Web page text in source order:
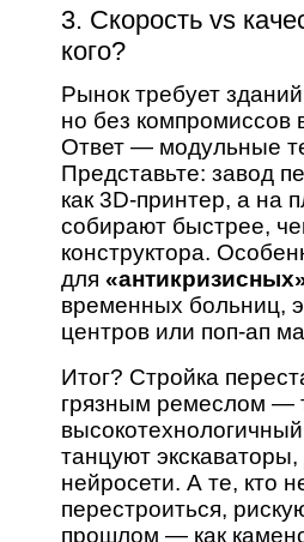
3. Скорость vs
кого?
Рынок требует
но без компромиссов
Ответ — модульные
Представьте: завод
как 3D-принтер, а на
собирают быстрее,
конструктора.
для
временных больниц,
центров или поп-ап
Итог? Стройка
грязным ремеслом —
высокотехнологичный
танцуют
нейросети. А те, кто
перестроиться,
прошлом — как